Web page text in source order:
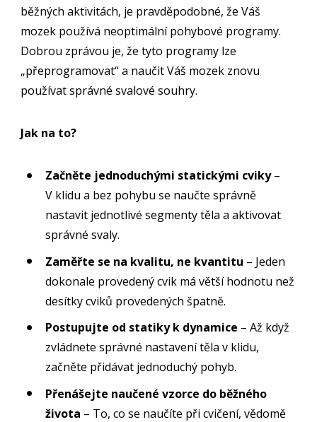
běžných aktivitách, je pravděpodobné, že Váš
mozek používá neoptimální pohybové programy.
Dobrou zprávou je, že tyto programy lze
„přeprogramovat“ a naučit Váš mozek znovu
používat správné svalové souhry.
Jak na to?
Začněte jednoduchými statickými cviky–
V klidu a bez pohybu se naučte správně
nastavit jednotlivé segmenty těla a aktivovat
správné svaly.
Zaměřte se na kvalitu, ne kvantitu – Jeden
dokonale provedený cvik má větší hodnotu než
desítky cviků provedených špatně.
Postupujte od statiky k dynamice – Až když
zvládnete správné nastavení těla v klidu,
začněte přidávat jednoduchý pohyb.
Přenášejte naučené vzorce do běžného
života – To, co se naučíte při cvičení, vědomě